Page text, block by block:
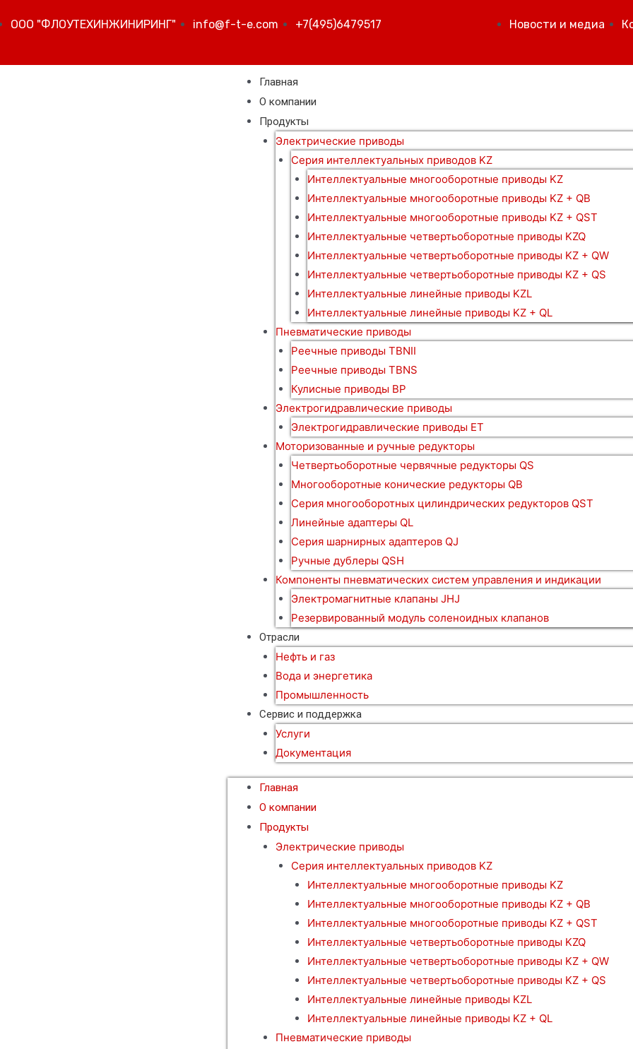
ООО "ФЛОУТЕХИНЖИНИРИНГ" info@f-t-e.com +7(495)6479517 Новости и медиа
Главная
О компании
Продукты
Электрические приводы
Серия интеллектуальных приводов KZ
Интеллектуальные многооборотные приводы KZ
Интеллектуальные многооборотные приводы KZ + QB
Интеллектуальные многооборотные приводы KZ + QST
Интеллектуальные четвертьоборотные приводы KZQ
Интеллектуальные четвертьоборотные приводы KZ + QW
Интеллектуальные четвертьоборотные приводы KZ + QS
Интеллектуальные линейные приводы KZL
Интеллектуальные линейные приводы KZ + QL
Пневматические приводы
Реечные приводы TBNII
Реечные приводы TBNS
Кулисные приводы BP
Электрогидравлические приводы
Электрогидравлические приводы ET
Моторизованные и ручные редукторы
Четвертьоборотные червячные редукторы QS
Многооборотные конические редукторы QB
Серия многооборотных цилиндрических редукторов QST
Линейные адаптеры QL
Серия шарнирных адаптеров QJ
Ручные дублеры QSH
Компоненты пневматических систем управления и индикации
Электромагнитные клапаны JHJ
Резервированный модуль соленоидных клапанов
Отрасли
Нефть и газ
Вода и энергетика
Промышленность
Сервис и поддержка
Услуги
Документация
Главная
О компании
Продукты
Электрические приводы
Серия интеллектуальных приводов KZ
Интеллектуальные многооборотные приводы KZ
Интеллектуальные многооборотные приводы KZ + QB
Интеллектуальные многооборотные приводы KZ + QST
Интеллектуальные четвертьоборотные приводы KZQ
Интеллектуальные четвертьоборотные приводы KZ + QW
Интеллектуальные четвертьоборотные приводы KZ + QS
Интеллектуальные линейные приводы KZL
Интеллектуальные линейные приводы KZ + QL
Пневматические приводы